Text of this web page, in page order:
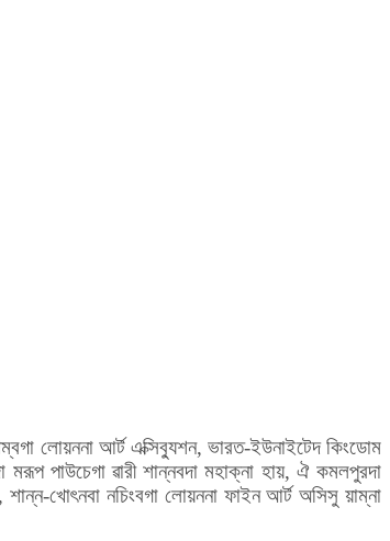
লোয়ননা আর্ট এক্সিব্যুশন, ভারত-ইউনাইটেদ কিংডোম
মরূপ পাউচেগা ৱারী শান্নবদা মহাক্না হায়, ঐ কমলপুরদা
খোৎনবা নচিংবগা লোয়ননা ফাইন আর্ট অসিসু য়াম্না